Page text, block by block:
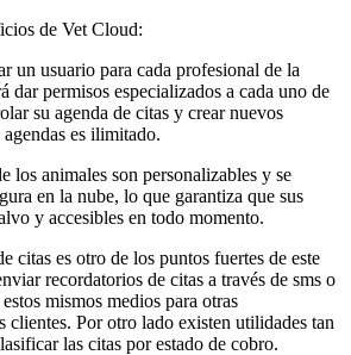
de Vet Cloud:
un usuario para cada profesional de la
dar permisos especializados a cada uno de
su agenda de citas y crear nuevos
es ilimitado.
los animales son personalizables y se
en la nube, lo que garantiza que sus
y accesibles en todo momento.
citas es otro de los puntos fuertes de este
recordatorios de citas a través de sms o
mismos medios para otras
clientes. Por otro lado existen utilidades tan
las citas por estado de cobro.